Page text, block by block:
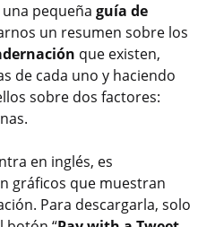
una pequeña guía de
un resumen sobre los
que existen,
de cada uno y haciendo
sobre dos factores:
en inglés, es
gráficos que muestran
Para descargarla, solo